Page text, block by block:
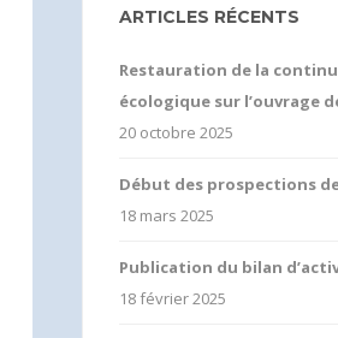
ARTICLES RÉCENTS
Restauration de la
écologique sur l’ouvrage
20 octobre 2025
Début des prospections
18 mars 2025
Publication du bilan
18 février 2025